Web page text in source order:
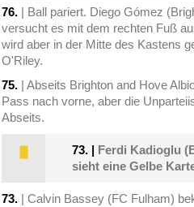
76. | Ball pariert. Diego Gómez
versucht es mit dem rechten Fuß
wird aber in der Mitte des Kastens
O'Riley.
75. | Abseits Brighton and Hove
Pass nach vorne, aber die
Abseits.
73. | Ferdi Kadioglu
sieht eine Gelbe
73. | Calvin Bassey (FC Fulham)